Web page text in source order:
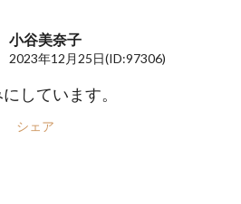
小谷美奈子
2023年12月25日(ID:97306)
しています。
シェア